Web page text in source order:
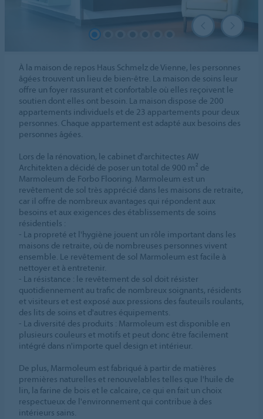
À la maison de repos Haus Schmelz de Vienne, les personnes
âgées trouvent un lieu de bien-être. La maison de soins leur
offre un foyer rassurant et confortable où elles reçoivent le
soutien dont elles ont besoin. La maison dispose de 200
appartements individuels et de 23 appartements pour deux
personnes. Chaque appartement est adapté aux besoins des
personnes âgées.
Lors de la rénovation, le cabinet d'architectes AW
Architekten a décidé de poser un total de 900 m² de
Marmoleum de Forbo Flooring. Marmoleum est un
revêtement de sol très apprécié dans les maisons de retraite,
car il offre de nombreux avantages qui répondent aux
besoins et aux exigences des établissements de soins
résidentiels :
- La propreté et l'hygiène jouent un rôle important dans les
maisons de retraite, où de nombreuses personnes vivent
ensemble. Le revêtement de sol Marmoleum est facile à
nettoyer et à entretenir.
- La résistance : le revêtement de sol doit résister
quotidiennement au trafic de nombreux soignants, résidents
et visiteurs et est exposé aux pressions des fauteuils roulants,
des lits de soins et d'autres équipements.
- La diversité des produits : Marmoleum est disponible en
plusieurs couleurs et motifs et peut donc être facilement
intégré dans n'importe quel design et intérieur.
De plus, Marmoleum est fabriqué à partir de matières
premières naturelles et renouvelables telles que l'huile de
lin, la farine de bois et le calcaire, ce qui en fait un choix
respectueux de l'environnement qui contribue à des
intérieurs sains.